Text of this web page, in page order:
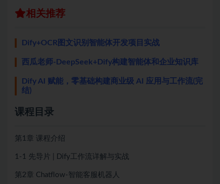
相关推荐
Dify+OCR图文识别智能体开发项目实战
西瓜老师-DeepSeek+Dify构建智能体和企业知识库
Dify AI 赋能，零基础构建商业级 AI 应用与工作流(完
结)
课程目录
第1章 课程介绍
1-1 先导片 | Dify工作流详解与实战
第2章 Chatflow-智能客服机器人